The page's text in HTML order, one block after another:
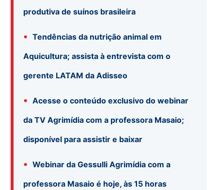
produtiva de suínos brasileira
• Tendências da nutrição animal em
Aquicultura; assista à entrevista com o
gerente LATAM da Adisseo
• Acesse o conteúdo exclusivo do webinar
da TV Agrimídia com a professora Masaio;
disponível para assistir e baixar
• Webinar da Gessulli Agrimídia com a
professora Masaio é hoje, às 15 horas